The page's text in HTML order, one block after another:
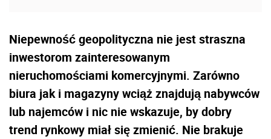
Niepewność geopolityczna nie jest straszna
inwestorom zainteresowanym
nieruchomościami komercyjnymi. Zarówno
biura jak i magazyny wciąż znajdują nabywców
lub najemców i nic nie wskazuje, by dobry
trend rynkowy miał się zmienić. Nie brakuje